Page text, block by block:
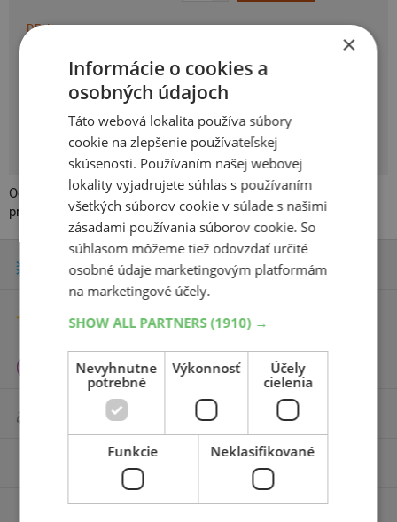
DPH
SKLADOM
Expedujeme do 2 prac.
Na predajni v Bratislave do 2
Oceľové kolesá pre všetky typy vozidiel v kvalite výbavy
prvovýroby. Preskúšaná a atestovaná nemeckým TUV.
Zimné pneumatiky
Letné pneumatiky
Celoročné pneumatiky
Motocyklové pneumatiky
×
Informácie o cookies a
osobných údajoch
Táto webová lokalita používa súbory
cookie na zlepšenie používateľskej
skúsenosti. Používaním našej webovej
lokality vyjadrujete súhlas s používaním
všetkých súborov cookie v súlade s našimi
zásadami používania súborov cookie. So
súhlasom môžeme tiež odovzdať určité
osobné údaje marketingovým platformám
na marketingové účely.
SHOW ALL PARTNERS(1910) →
Nevyhnutne
potrebné
Výkonnosť
Účely
cielenia
Funkcie Neklasifikované